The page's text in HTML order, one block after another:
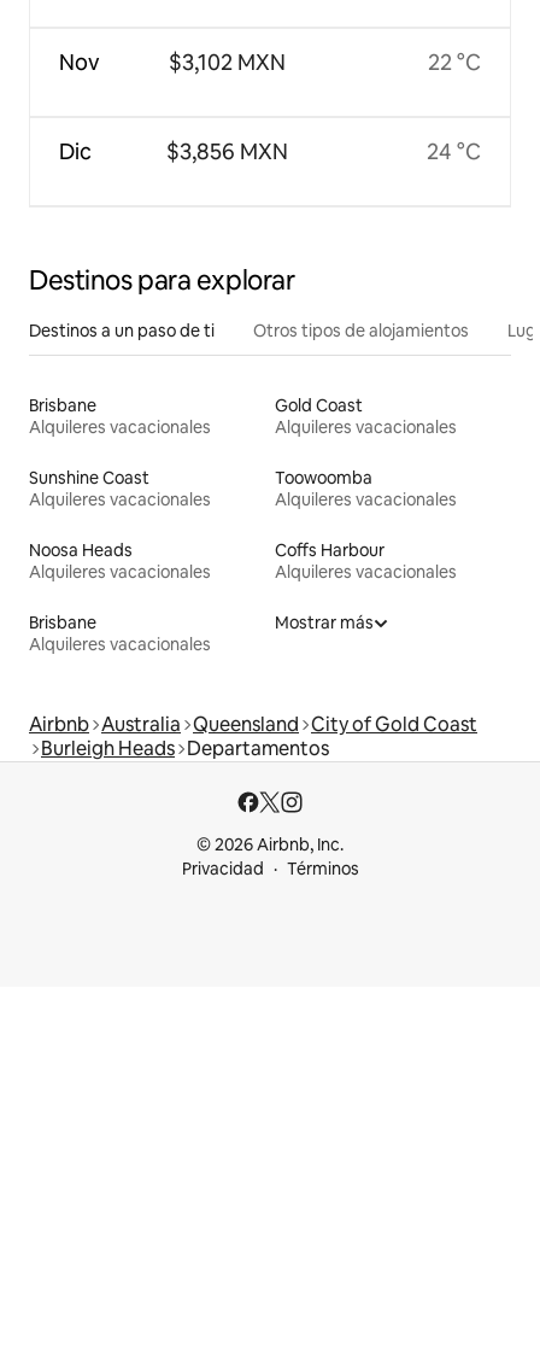
Nov
Dic
$3,102 MXN
$3,856 MXN
22 °C
24 °C
Destinos para explorar
Destinos a un paso de ti Otros tipos de alojamientos
Brisbane
Alquileres vacacionales
Gold Coast
Alquileres vacacionales
Sunshine Coast
Alquileres vacacionales
Toowoomba
Alquileres vacacionales
Noosa Heads
Alquileres vacacionales
Coffs Harbour
Alquileres vacacionales
Brisbane
Alquileres vacacionales
Mostrar más
Airbnb Australia Queensland City of Gold Coast
Burleigh Heads Departamentos
© 2026 Airbnb, Inc.
Privacidad
Términos